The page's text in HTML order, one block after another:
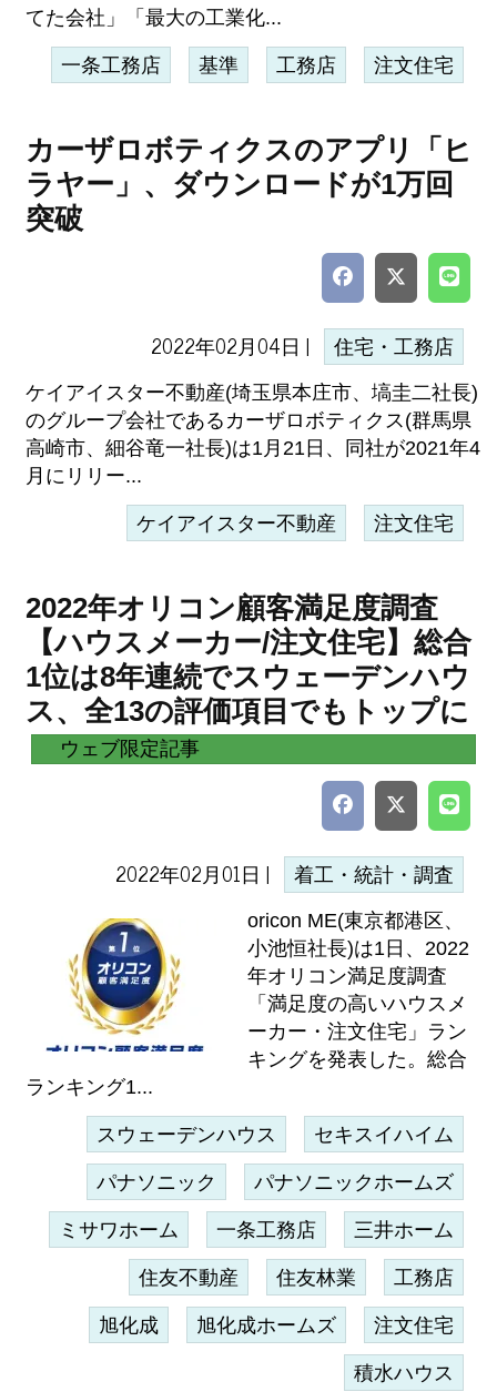
てた会社」「最大の工業化...
一条工務店 基準 工務店 注文住宅
カーザロボティクスのアプリ「ヒ
ラヤー」、ダウンロードが1万回
突破
2022年02月04日 | 住宅・工務店
ケイアイスター不動産(埼玉県本庄市、塙圭二社長)
のグループ会社であるカーザロボティクス(群馬県
高崎市、細谷竜一社長)は1月21日、同社が2021年4
月にリリー...
ケイアイスター不動産 注文住宅
2022年オリコン顧客満足度調査
【ハウスメーカー/注文住宅】総合
1位は8年連続でスウェーデンハウ
ス、全13の評価項目でもトップに
ウェブ限定記事
2022年02月01日 | 着工・統計・調査
oricon ME(東京都港区、
小池恒社長)は1日、2022
年オリコン満足度調査
「満足度の高いハウスメ
ーカー・注文住宅」ラン
キングを発表した。総合
ランキング1...
スウェーデンハウス セキスイハイム
パナソニック パナソニックホームズ
ミサワホーム 一条工務店 三井ホーム
住友不動産 住友林業 工務店
旭化成 旭化成ホームズ 注文住宅
積水ハウス